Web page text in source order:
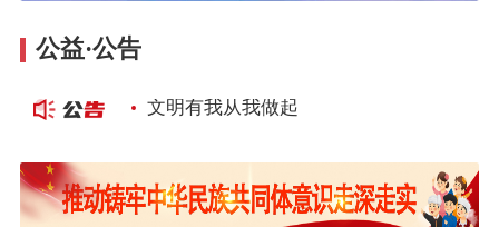
公益·公告
文明有我从我做起